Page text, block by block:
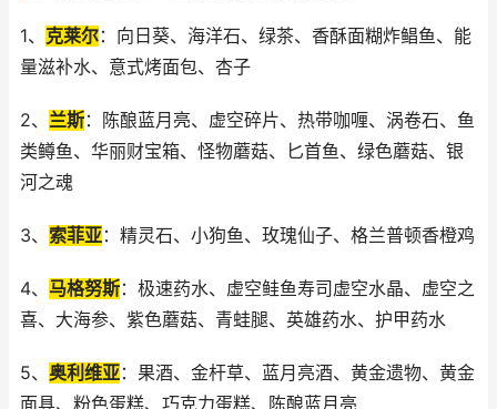
1、 克莱尔：向日葵、海洋石、绿茶、香酥面糊炸鲳鱼、能
量滋补水、意式烤面包、杏子
2、 兰斯：陈酿蓝月亮、虚空碎片、热带咖喱、涡卷石、鱼
类鳟鱼、华丽财宝箱、怪物蘑菇、匕首鱼、绿色蘑菇、银
河之魂
3、 索菲亚：精灵石、小狗鱼、玫瑰仙子、格兰普顿香橙鸡
4、 马格努斯：极速药水、虚空鲑鱼寿司虚空水晶、虚空之
喜、大海参、紫色蘑菇、青蛙腿、英雄药水、护甲药水
5、 奥利维亚：果酒、金杆草、蓝月亮酒、黄金遗物、黄金
面具、粉色蛋糕、巧克力蛋糕、陈酿蓝月亮